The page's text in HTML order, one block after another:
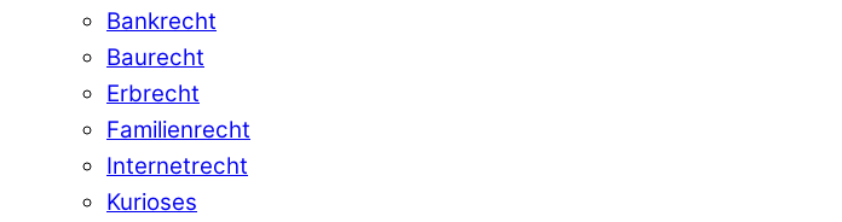
Bankrecht
Baurecht
Erbrecht
Familienrecht
Internetrecht
Kurioses